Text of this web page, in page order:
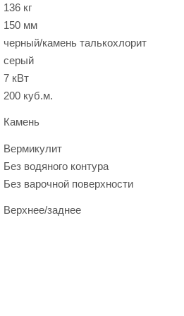
136 кг
150 мм
черный/камень талькохлорит
серый
7 кВт
200 куб.м.
Камень
Вермикулит
Без водяного контура
Без варочной поверхности
Верхнее/заднее